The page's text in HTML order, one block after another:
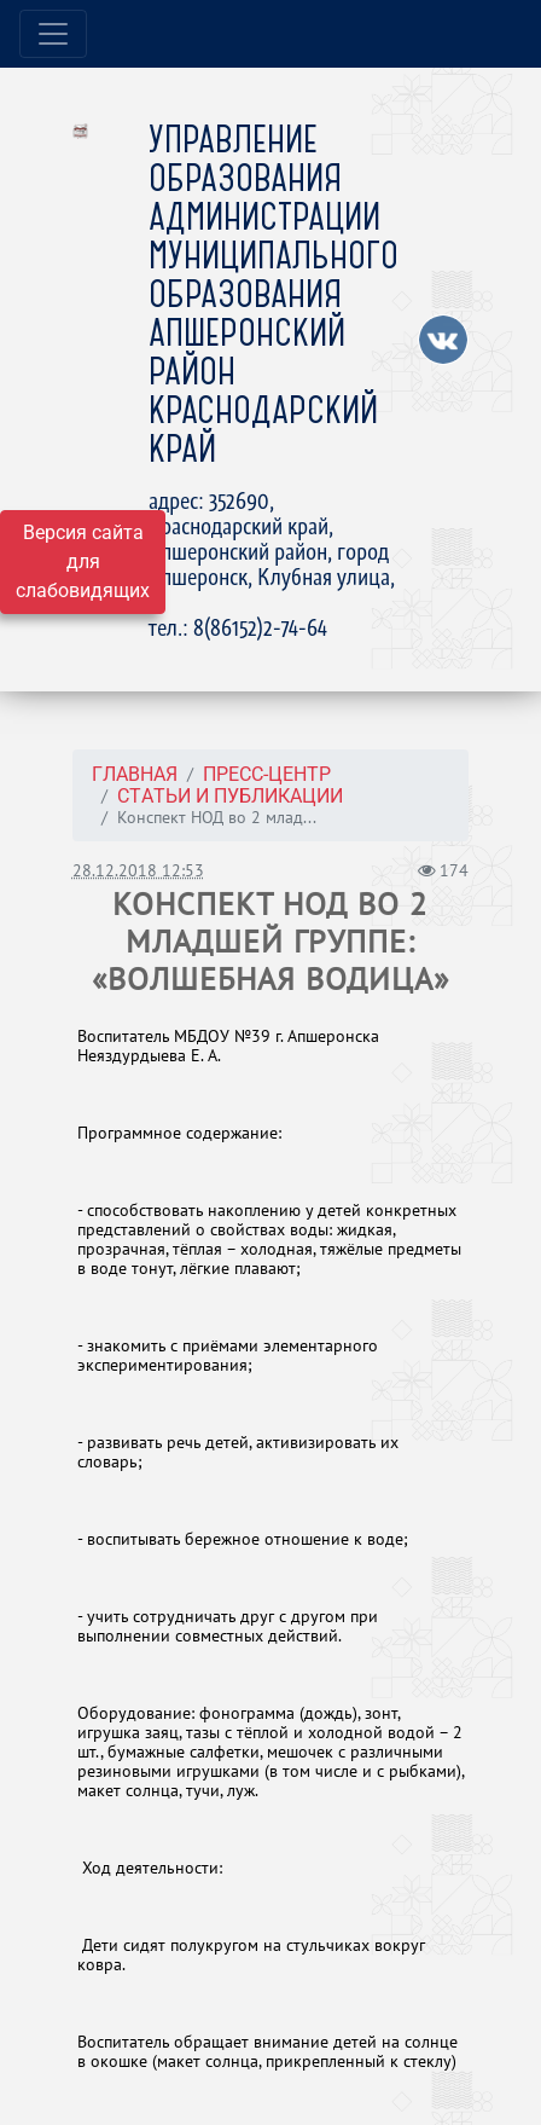
Версия сайта
для
слабовидящих
УПРАВЛЕНИЕ
ОБРАЗОВАНИЯ
АДМИНИСТРАЦИИ
МУНИЦИПАЛЬНОГО
ОБРАЗОВАНИЯ
АПШЕРОНСКИЙ
РАЙОН
КРАСНОДАРСКИЙ
КРАЙ
адрес: 352690,
Краснодарский край,
Апшеронский район, город
Апшеронск, Клубная улица,
15
тел.: 8(86152)2-74-64
ГЛАВНАЯ
ПРЕСС-ЦЕНТР
СТАТЬИ И ПУБЛИКАЦИИ
Конспект НОД во 2 млад...
28.12.2018 12:53 174
КОНСПЕКТ НОД ВО 2
МЛАДШЕЙ ГРУППЕ:
«ВОЛШЕБНАЯ ВОДИЦА»
Воспитатель МБДОУ №39 г. Апшеронска
Неяздурдыева Е. А.
Программное содержание:
- способствовать накоплению у детей конкретных
представлений о свойствах воды: жидкая,
прозрачная, тёплая – холодная, тяжёлые предметы
в воде тонут, лёгкие плавают;
- знакомить с приёмами элементарного
экспериментирования;
- развивать речь детей, активизировать их
словарь;
- воспитывать бережное отношение к воде;
- учить сотрудничать друг с другом при
выполнении совместных действий.
Оборудование: фонограмма (дождь), зонт,
игрушка заяц, тазы с тёплой и холодной водой – 2
шт., бумажные салфетки, мешочек с различными
резиновыми игрушками (в том числе и с рыбками),
макет солнца, тучи, луж.
Ход деятельности:
Дети сидят полукругом на стульчиках вокруг
ковра.
Воспитатель обращает внимание детей на солнце
в окошке (макет солнца, прикрепленный к стеклу)